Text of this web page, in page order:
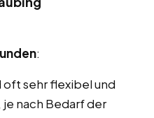
:
sehr flexibel und
nach Bedarf der